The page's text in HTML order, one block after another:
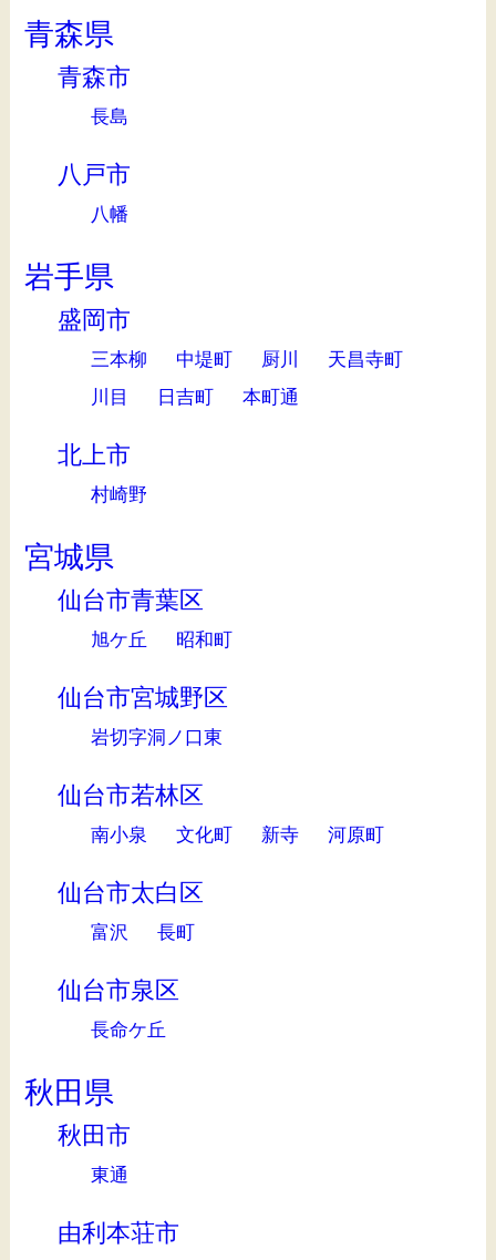
青森県
青森市
長島
八戸市
八幡
岩手県
盛岡市
三本柳 中堤町 厨川
天昌寺町
川目
日吉町 本町通
北上市
村崎野
宮城県
仙台市青葉区
旭ケ丘 昭和町
仙台市宮城野区
岩切字洞ノ口東
仙台市若林区
南小泉 文化町 新寺 河原町
仙台市太白区
富沢 長町
仙台市泉区
長命ケ丘
秋田県
秋田市
東通
由利本荘市